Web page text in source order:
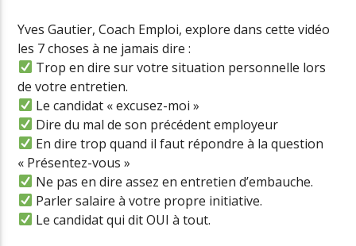
Yves Gautier, Coach Emploi, explore dans cette vidéo
les 7 choses à ne jamais dire :
Trop en dire sur votre situation personnelle lors
de votre entretien.
Le candidat « excusez-moi »
Dire du mal de son précédent employeur
En dire trop quand il faut répondre à la question
« Présentez-vous »
Ne pas en dire assez en entretien d’embauche.
Parler salaire à votre propre initiative.
Le candidat qui dit OUI à tout.